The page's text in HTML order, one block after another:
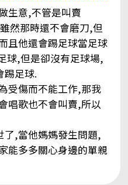
生意,不管是叫賣
然那時還不會磨刀,但
且他還會踢足球當足球
球,但是卻沒有足球場,
踢足球.
受傷而不能工作,那我
唱歌也不會叫賣,所以
了,當他媽媽發生問題,
能多多關心身邊的單親